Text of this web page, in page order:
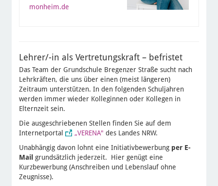
monheim.de
Lehrer/-in als Vertretungskraft – befristet
Das Team der Grundschule Bregenzer Straße sucht nach
Lehrkräften, die uns über einen (meist längeren)
Zeitraum unterstützen. In den folgenden Schuljahren
werden immer wieder Kolleginnen oder Kollegen in
Elternzeit sein.
Die ausgeschriebenen Stellen finden Sie auf dem
Internetportal
„VERENA" des Landes NRW.
Unabhängig davon lohnt eine Initiativbewerbung per E-
Mail grundsätzlich jederzeit. Hier genügt eine
Kurzbewerbung (Anschreiben und Lebenslauf ohne
Zeugnisse).